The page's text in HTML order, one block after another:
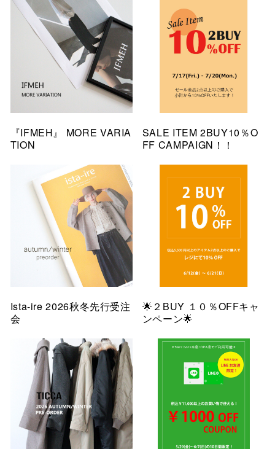
『IFMEH』 MORE VARIA
TION
SALE ITEM 2BUY10％O
FF CAMPAIGN！！
Ista-ire 2026秋冬先行受注
会
🌟２BUY １０％OFFキャ
ンペーン🌟